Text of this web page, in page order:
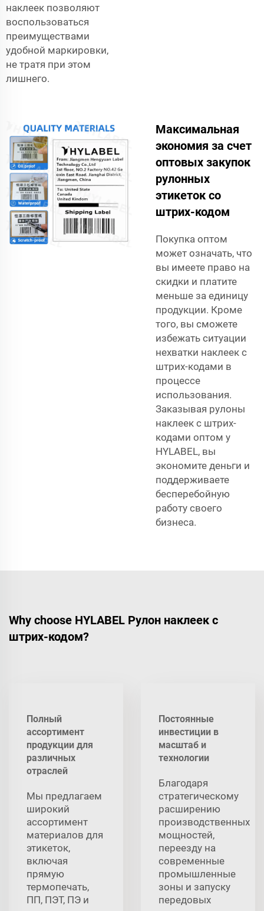
наклеек позволяют
воспользоваться
преимуществами
удобной маркировки,
не тратя при этом
лишнего.
Максимальная
экономия за счет
оптовых закупок
рулонных
этикеток со
штрих-кодом
Покупка оптом
может означать, что
вы имеете право на
скидки и платите
меньше за единицу
продукции. Кроме
того, вы сможете
избежать ситуации
нехватки наклеек с
штрих-кодами в
процессе
использования.
Заказывая рулоны
наклеек с штрих-
кодами оптом у
HYLABEL, вы
экономите деньги и
поддерживаете
бесперебойную
работу своего
бизнеса.
Why choose HYLABEL Рулон наклеек с
штрих-кодом?
Полный
ассортимент
продукции для
различных
отраслей
Мы предлагаем
широкий
ассортимент
материалов для
этикеток,
включая
прямую
термопечать,
ПП, ПЭТ, ПЭ и
Постоянные
инвестиции в
масштаб и
технологии
Благодаря
стратегическому
расширению
производственных
мощностей,
переезду на
современные
промышленные
зоны и запуску
передовых